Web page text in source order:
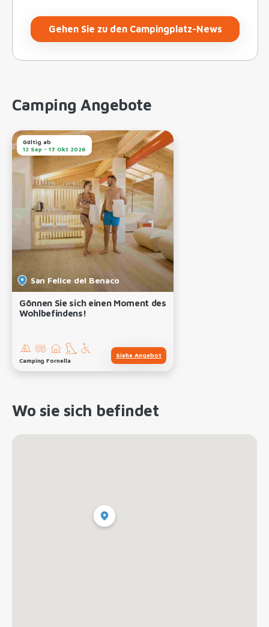
Gehen Sie zu den Campingplatz-News
Camping Angebote
Gültig ab
12 Sep - 17 Okt 2026
San Felice del Benaco
Gönnen Sie sich einen Moment des
Wohlbefindens!
Camping Fornella
Siehe Angebot
Wo sie sich befindet